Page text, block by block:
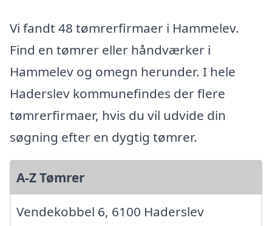
Vi fandt 48 tømrerfirmaer i Hammelev.
Find en tømrer eller håndværker i
Hammelev og omegn herunder. I hele
Haderslev kommunefindes der flere
tømrerfirmaer, hvis du vil udvide din
søgning efter en dygtig tømrer.
A-Z Tømrer
Vendekobbel 6, 6100 Haderslev